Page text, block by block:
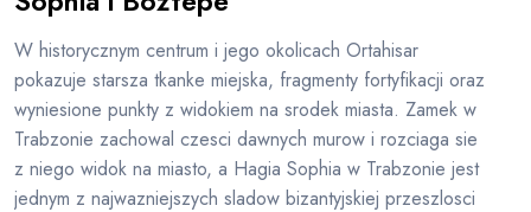
W historycznym centrum i jego okolicach Ortahisar
pokazuje starsza tkanke miejska, fragmenty fortyfikacji oraz
wyniesione punkty z widokiem na srodek miasta. Zamek w
Trabzonie zachowal czesci dawnych murow i rozciaga sie
z niego widok na miasto, a Hagia Sophia w Trabzonie jest
jednym z najwazniejszych sladow bizantyjskiej przeszlosci